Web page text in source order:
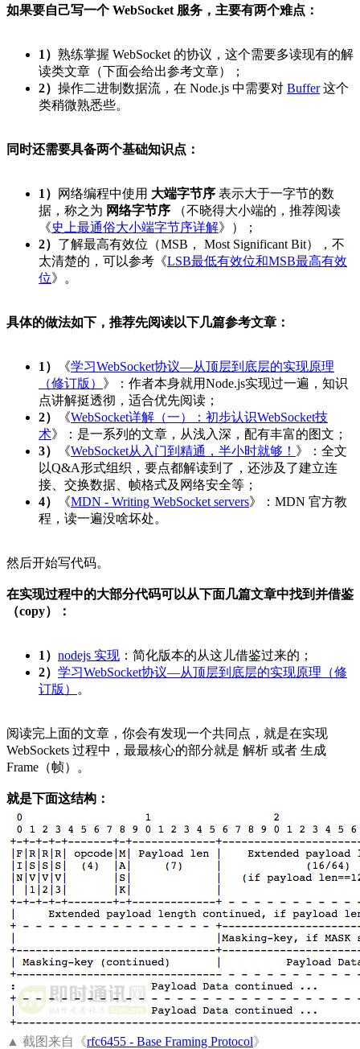
如果要自己写一个 WebSocket 服务，主要有两个难点：
1） 熟练掌握 WebSocket 的协议，这个需要多读现有的解
读类文章（下面会给出参考文章）；
2） 操作二进制数据流，在 Node.js 中需要对 Buffer这个
类稍微熟悉些。
同时还需要具备两个基础知识点：
1） 网络编程中使用 大端字节序 表示大于一字节的数
据，称之为 网络字节序 （不晓得大小端的，推荐阅读
《史上最通俗大小端字节序详解》）；
2） 了解最高有效位（MSB， Most Significant Bit），不
太清楚的，可以参考《LSB最低有效位和MSB最高有效
位》。
具体的做法如下，推荐先阅读以下几篇参考文章：
1） 《学习WebSocket协议—从顶层到底层的实现原理
（修订版） 》：作者本身就用Node.js实现过一遍，知识
点讲解挺透彻，适合优先阅读；
2）
《WebSocket详解（一）：初步认识WebSocket技
术》：是一系列的文章，从浅入深，配有丰富的图文；
3）
《WebSocket从入门到精通，半小时就够！ 》：全文
以Q&A形式组织，要点都解读到了，还涉及了建立连
接、交换数据、帧格式及网络安全等；
4）
《MDN - Writing WebSocket servers》：MDN 官方教
程，读一遍没啥坏处。
然后开始写代码。
在实现过程中的大部分代码可以从下面几篇文章中找到并借鉴
（copy）：
1） nodejs 实现 ：简化版本的从这儿借鉴过来的；
2） 学习WebSocket协议—从顶层到底层的实现原理（修
订版）
。
阅读完上面的文章，你会有发现一个共同点，就是在实现
WebSockets 过程中，最最核心的部分就是 解析 或者 生成
Frame（帧）。
就是下面这结构：
▲ 截图来自《rfc6455 - Base Framing Protocol》